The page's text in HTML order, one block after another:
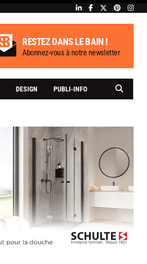
RESTEZ DANS LE BAIN !
Abonnez-vous à notre newsletter
DESIGN PUBLI-INFO